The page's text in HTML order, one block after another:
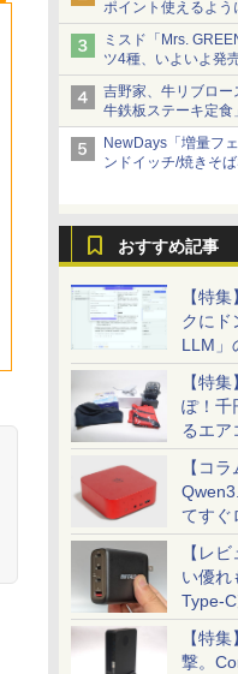
ポイント使えるよう
ミスド「Mrs.
ツ4種、いよいよ発
吉野家、牛リブロ
牛鉄板ステーキ定食
NewDays「増量フ
ンドイッチ/焼きそ
おすすめ記事
【特
クにド
LLM」
【特
ぽ！千
るエア
ッズ一
【コ
てすぐ
PC「
【レ
い優れ
Type-
ったこ
【特
撃。
「美品」 ノートパソコ
ン ThinkPad L13 Gen 2
語キーボード13.3型
FHD1920x1080px
SSD512GB 超軽量 カメ
ラ/HDMI/5GWIFI/Bluetooth
ノートパソコン 中古
中古パソ
き ノート
10-11世代
芝
イルサイ
HD TFTカ
中古モニター | 液晶ディスプレイ | I-
DATA | LCD-AH241EDB-B-B | 23.8
源ケーブル付属【30日保証】
異世界居酒屋「のぶ」
(22) 【電子書籍】[ 蝉
鹿楓堂よ
23巻 【電子